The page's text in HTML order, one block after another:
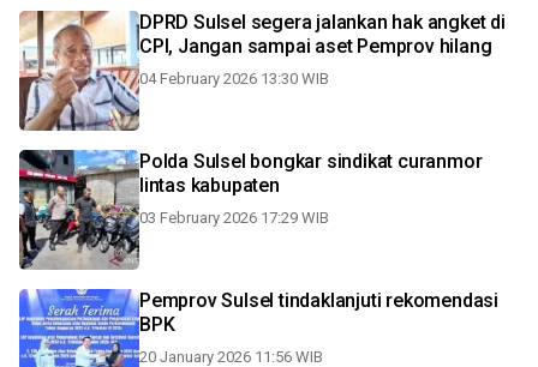
DPRD Sulsel segera jalankan hak angket di
CPI, Jangan sampai aset Pemprov hilang
04 February 2026 13:30 WIB
Polda Sulsel bongkar sindikat curanmor
lintas kabupaten
03 February 2026 17:29 WIB
Pemprov Sulsel tindaklanjuti rekomendasi
BPK
20 January 2026 11:56 WIB